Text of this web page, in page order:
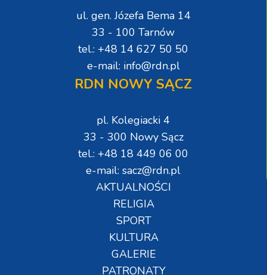
ul. gen. Józefa Bema 14
33 - 100 Tarnów
tel.: +48 14 627 50 50
e-mail: info@rdn.pl
RDN NOWY SĄCZ
pl. Kolegiacki 4
33 - 300 Nowy Sącz
tel.: +48 18 449 06 00
e-mail: sacz@rdn.pl
AKTUALNOŚCI
RELIGIA
SPORT
KULTURA
GALERIE
PATRONATY